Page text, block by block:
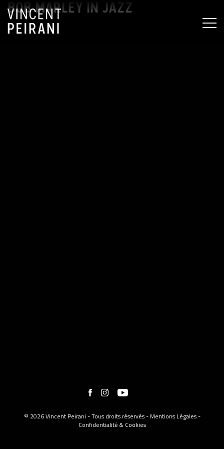
BOB MARLEY IN JAZZ
© 2026 Vincent Peirani - Tous droits réservés - Mentions Légales-
Confidentialité & Cookies